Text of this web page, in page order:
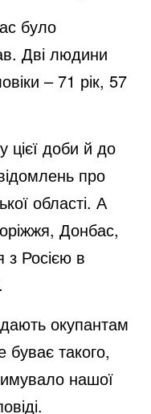
було
Дві людини
– 71 рік, 57
цієї доби й до
про
області. А
Донбас,
з Росією в
окупантам
такого,
нашої